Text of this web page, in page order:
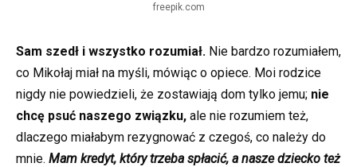
freepik.com
Sam szedł i wszystko rozumiał. Nie bardzo rozumiałem,
co Mikołaj miał na myśli, mówiąc o opiece. Moi rodzice
nigdy nie powiedzieli, że zostawiają dom tylko jemu; nie
chcę psuć naszego związku, ale nie rozumiem też,
dlaczego miałabym rezygnować z czegoś, co należy do
mnie. Mam kredyt, który trzeba spłacić, a nasze dziecko też